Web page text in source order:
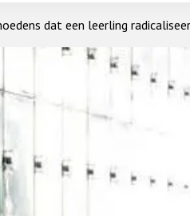
dat een leerling